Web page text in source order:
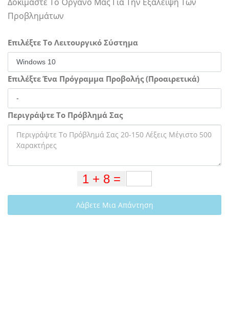
Προβλημάτων
Επιλέξτε Το Λειτουργικό Σύστημα
Επιλέξτε Ένα Πρόγραμμα Προβολής (Προαιρετικά)
Περιγράψτε Το Πρόβλημά Σας
Λάβετε Μια Απάντηση